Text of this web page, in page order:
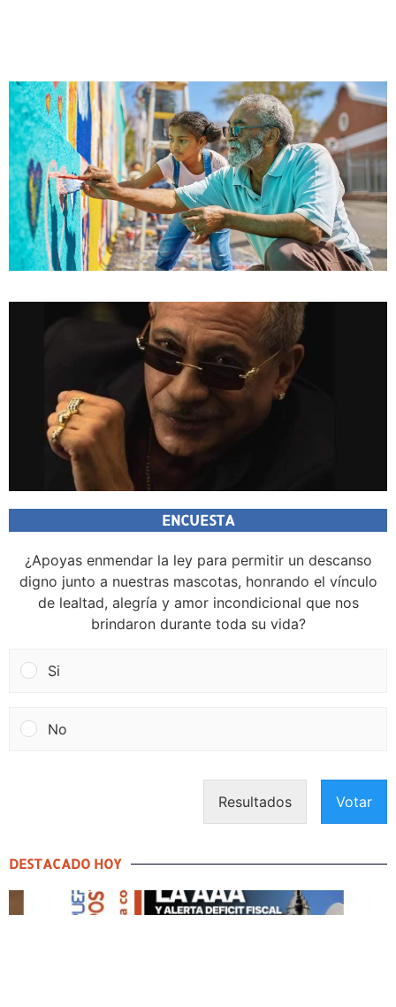
ENCUESTA
¿Apoyas enmendar la ley para permitir un descanso
digno junto a nuestras mascotas, honrando el vínculo
de lealtad, alegría y amor incondicional que nos
brindaron durante toda su vida?
Si
No
Resultados Votar
DESTACADO HOY